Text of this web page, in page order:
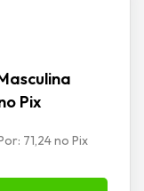
Pix
71,24 no Pix